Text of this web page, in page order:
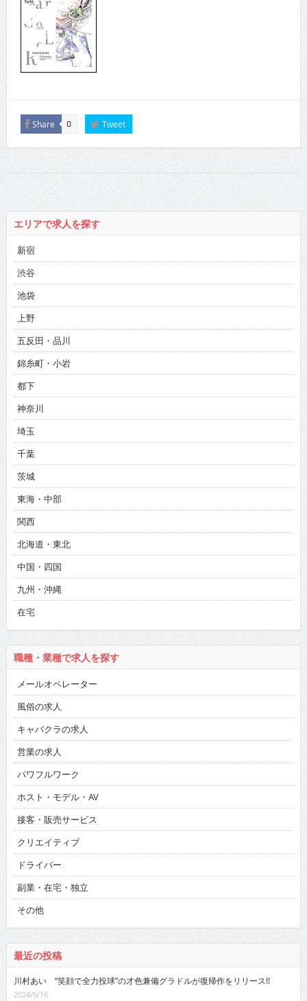
Share 0 Tweet
エリアで求人を探す
新宿
渋谷
池袋
上野
五反田・品川
錦糸町・小岩
都下
神奈川
埼玉
千葉
茨城
東海・中部
関西
北海道・東北
中国・四国
九州・沖縄
在宅
職種・業種で求人を探す
メールオペレーター
風俗の求人
キャバクラの求人
営業の求人
パワフルワーク
ホスト・モデル・AV
接客・販売サービス
クリエイティブ
ドライバー
副業・在宅・独立
その他
最近の投稿
川村あい “笑顔で全力投球”の才色兼備グラドルが復帰作をリリース!!
2024/5/16